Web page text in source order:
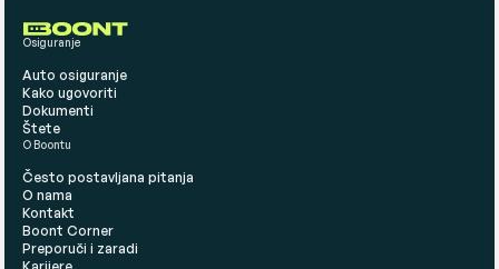
Osiguranje
Auto osiguranje
Kako ugovoriti
Dokumenti
Štete
O Boontu
Često postavljana pitanja
O nama
Kontakt
Boont Corner
Preporuči i zaradi